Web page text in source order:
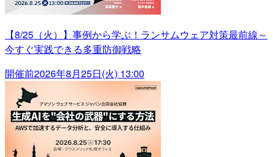
【8/25（火）】事例から学ぶ！ランサムウェア対策最前線～
今すぐ実践できる多重防御戦略
開催前2026年8月25日(火) 13:00